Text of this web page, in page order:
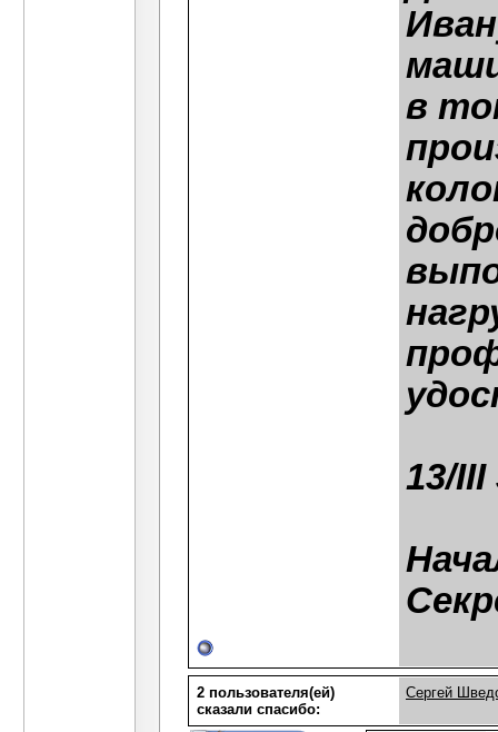
в
13/III
2 пользователя(ей)
сказали cпасибо:
Сергей